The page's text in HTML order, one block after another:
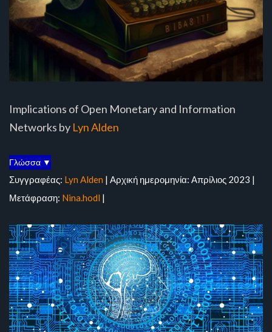
Implications of Open Monetary and Information
Networks by Lyn Alden
Γλώσσα ▼
Συγγραφέας: Lyn Alden | Αρχική ημερομηνία: Απρίλιος 2023 |
Μετάφραση: Nina.hodl |